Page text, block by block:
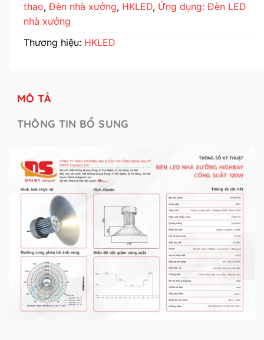
thao,Đèn nhà xưởng, HKLED, Ứng dụng: Đèn LED
nhà xưởng
Thương hiệu: HKLED
MÔ TẢ
THÔNG TIN BỔ SUNG